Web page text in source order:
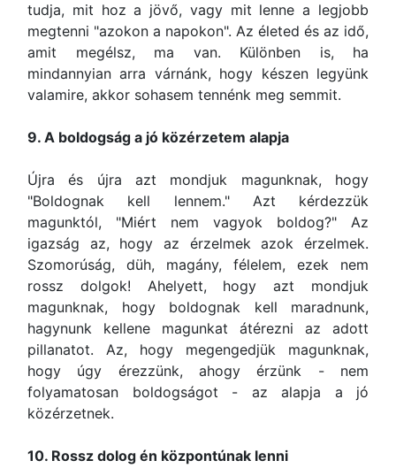
tudja, mit hoz a jövő, vagy mit lenne a legjobb
megtenni "azokon a napokon". Az életed és az idő,
amit megélsz, ma van. Különben is, ha
mindannyian arra várnánk, hogy készen legyünk
valamire, akkor sohasem tennénk meg semmit.
9. A boldogság a jó közérzetem alapja
Újra és újra azt mondjuk magunknak, hogy
"Boldognak kell lennem." Azt kérdezzük
magunktól, "Miért nem vagyok boldog?" Az
igazság az, hogy az érzelmek azok érzelmek.
Szomorúság, düh, magány, félelem, ezek nem
rossz dolgok! Ahelyett, hogy azt mondjuk
magunknak, hogy boldognak kell maradnunk,
hagynunk kellene magunkat átérezni az adott
pillanatot. Az, hogy megengedjük magunknak,
hogy úgy érezzünk, ahogy érzünk - nem
folyamatosan boldogságot - az alapja a jó
közérzetnek.
10. Rossz dolog én központúnak lenni